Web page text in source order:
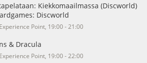
Kiekkomaailmassa (Discworld)
Discworld
Point, 19:00 - 21:00
& Dracula
Point, 19:00 - 22:00